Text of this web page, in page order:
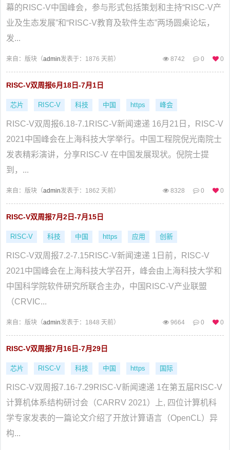
幕的RISC-V中国峰会，参与形式包括策划和主持“RISC-V产
业及生态发展”和“RISC-V教育及软件生态”两场圆桌论坛，
发...
来自： 版块（admin发表于：1876 天前） 8742 0 0
RISC-V双周报6月18日-7月1日
芯片 RISC-V 科技 中国 https 峰会
RISC-V双周报6.18-7.1RISC-V新闻速递 16月21日，RISC-V
2021中国峰会在上海科技大学举行。中国工程院倪光南院士
发表精彩演讲，分享RISC-V 在中国发展现状。倪院士提
到，...
来自： 版块（admin发表于：1862 天前） 8328 0 0
RISC-V双周报7月2日-7月15日
RISC-V 科技 中国 https 应用 创新
RISC-V双周报7.2-7.15RISC-V新闻速递 1日前，RISC-V
2021中国峰会在上海科技大学召开，峰会由上海科技大学和
中国科学院软件研究所联合主办，中国RISC-V产业联盟
（CRVIC...
来自： 版块（admin发表于：1848 天前） 9664 0 0
RISC-V双周报7月16日-7月29日
芯片 RISC-V 科技 中国 https 国际
RISC-V双周报7.16-7.29RISC-V新闻速递 1在第五届RISC-V
计算机体系结构研讨会（CARRV 2021）上, 四位计算机科
学专家发表的一篇论文介绍了开放计算语言（OpenCL）异
构...